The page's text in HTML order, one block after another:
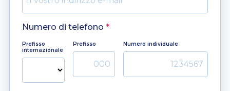
Numero di telefono *
Prefisso
internazionale
Prefisso Numero individuale